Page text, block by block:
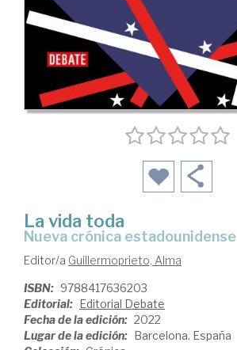
La vida toda
nueva crónica estadounidense
Editor/a Guillermoprieto, Alma
ISBN: 9788417636203
Editorial: Editorial Debate
Fecha de la edición: 2022
Lugar de la edición: Barcelona. España